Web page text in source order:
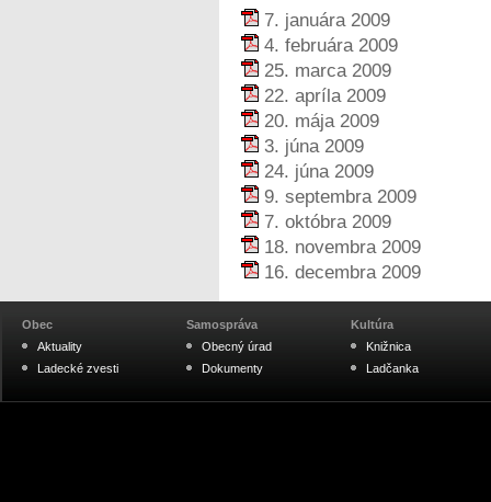
7. januára 2009
4. februára 2009
25. marca 2009
22. apríla 2009
20. mája 2009
3. júna 2009
24. júna 2009
9. septembra 2009
7. októbra 2009
18. novembra 2009
16. decembra 2009
Obec
Aktuality
Ladecké zvesti
Samospráva
Obecný úrad
Dokumenty
Kultúra
Knižnica
Ladčanka